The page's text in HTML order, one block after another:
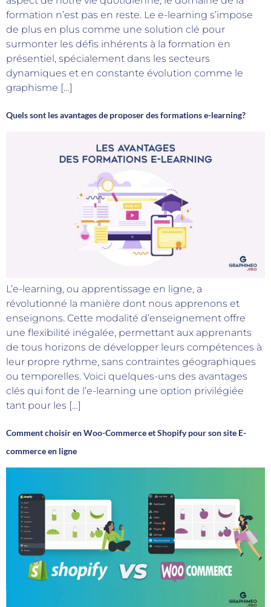
formation n’est pas en reste. Le e-learning s’impose
de plus en plus comme une solution clé pour
surmonter les défis inhérents à la formation en
présentiel, spécialement dans les secteurs
dynamiques et en constante évolution comme le
graphisme […]
Quels sont les avantages de proposer des formations e-learning?
L’e-learning, ou apprentissage en ligne, a
révolutionné la manière dont nous apprenons et
enseignons. Cette modalité d’enseignement offre
une flexibilité inégalée, permettant aux apprenants
de tous horizons de développer leurs compétences à
leur propre rythme, sans contraintes géographiques
ou temporelles. Voici quelques-uns des avantages
clés qui font de l’e-learning une option privilégiée
tant pour les […]
Comment choisir en Woo-Commerce et Shopify pour son site E-
commerce en ligne